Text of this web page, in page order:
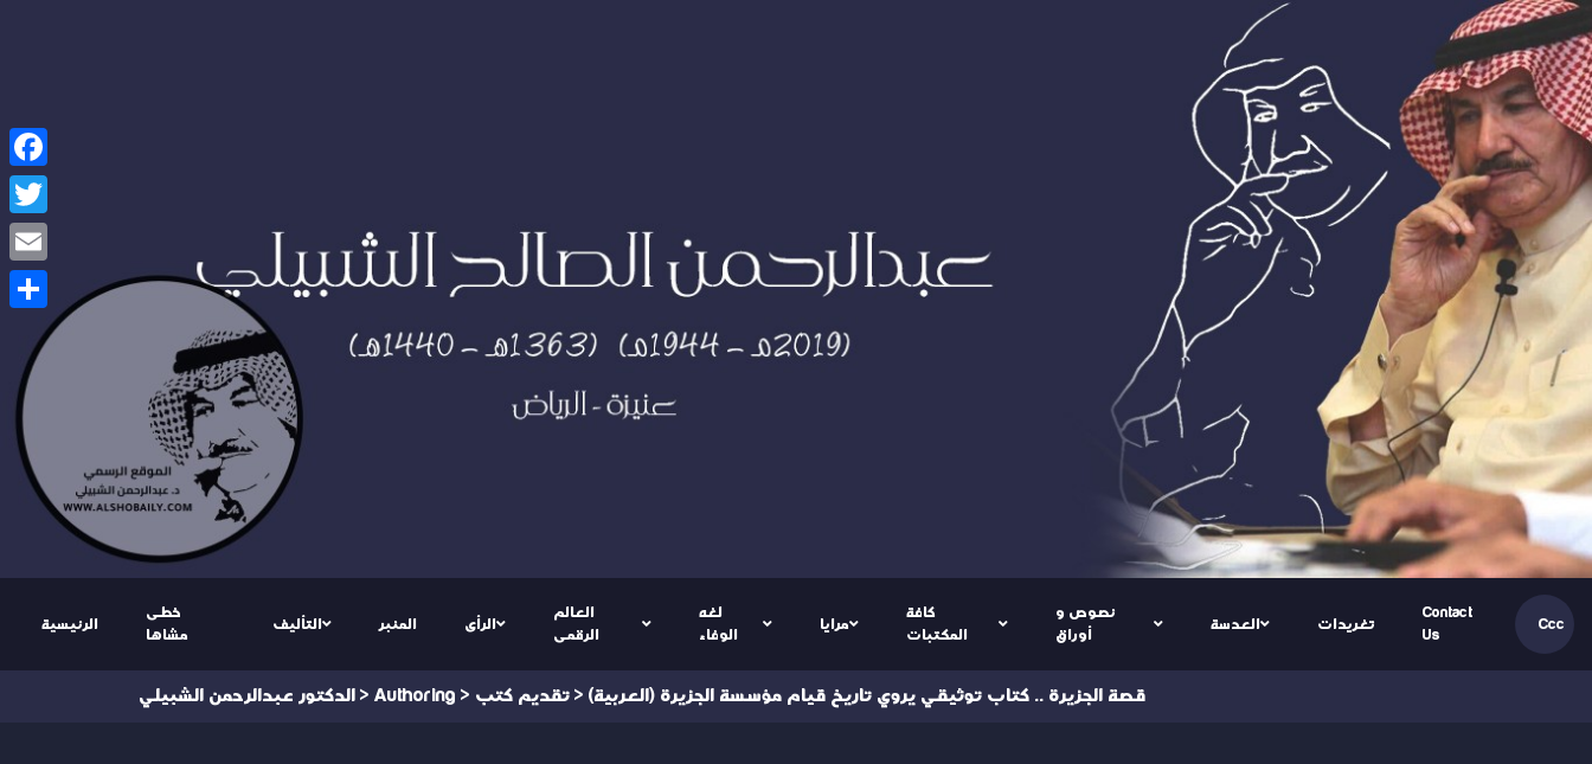
الرئيسية
خطى
مشاها
التأليف المنبر الرأى
العالم
الرقمى
لغه
الوفاء
مرايا
كافة
المكتبات
نصوص و
أوراق
العدسة تغريدات
Contact
Us
Ccc
الدكتور عبدالرحمن الشبيلي > Authoring > تقديم كتب > (العربية) قصة الجزيرة .. كتاب توثيقي يروي تاريخ قيام مؤسسة الجزيرة
Facebook
Twitter
Email
Share